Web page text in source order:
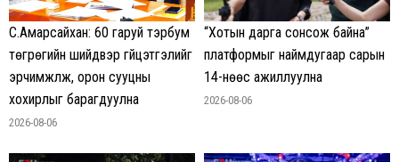
С.Амарсайхан: 60 гаруй тэрбум
төгрөгийн шийдвэр гүйцэтгэлийг
эрчимжүүлж, орон сууцны
хохирлыг барагдуулна
2026-08-06
“Хотын дарга сонсож байна”
платформыг наймдугаар сарын
14-нөөс ажиллуулна
2026-08-06